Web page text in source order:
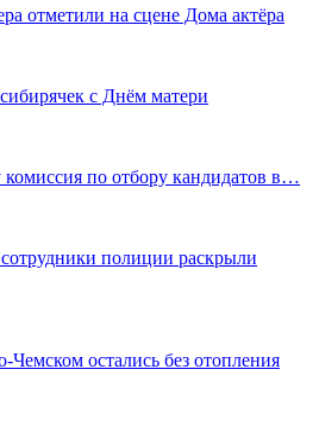
отметили на сцене Дома актёра
с Днём матери
по отбору кандидатов в…
полиции раскрыли
Чемском остались без отопления